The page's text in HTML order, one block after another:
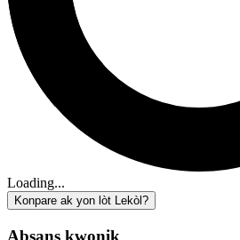
Loading...
Konpare ak yon lòt Lekòl?
Absans kwonik